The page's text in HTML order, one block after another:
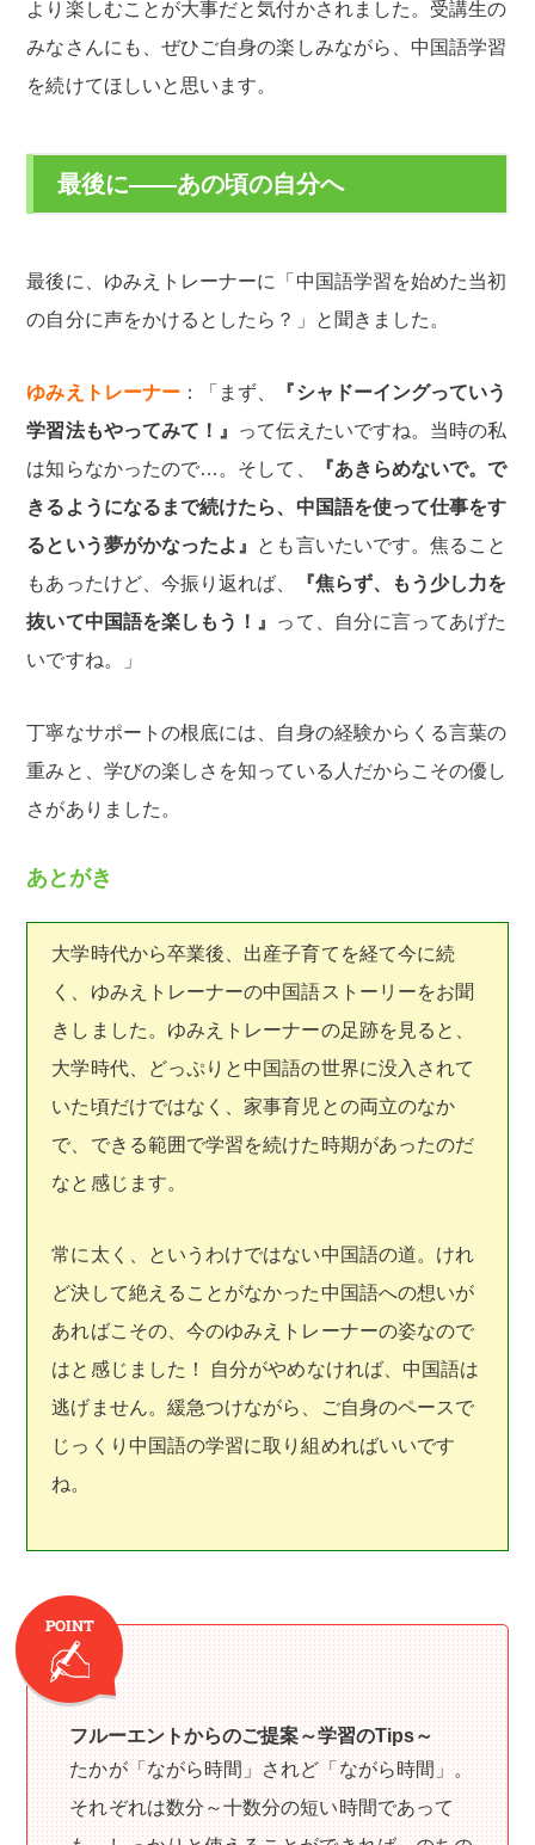
より楽しむことが大事だと気付かされました。受講生の
みなさんにも、ぜひご自身の楽しみながら、中国語学習
を続けてほしいと思います。
最後に――あの頃の自分へ
最後に、ゆみえトレーナーに「中国語学習を始めた当初
の自分に声をかけるとしたら？」と聞きました。
ゆみえトレーナー ：「まず、
『シャドーイングっていう
学習法もやってみて！』
って伝えたいですね。当時の私
は知らなかったので…。そして、
『あきらめないで。で
きるようになるまで続けたら、中国語を使って仕事をす
るという夢がかなったよ』 とも言いたいです。焦ること
もあったけど、今振り返れば、
『焦らず、もう少し力を
抜いて中国語を楽しもう！』 って、自分に言ってあげた
いですね。」
丁寧なサポートの根底には、自身の経験からくる言葉の
重みと、学びの楽しさを知っている人だからこその優し
さがありました。
あとがき
大学時代から卒業後、出産子育てを経て今に続
く、ゆみえトレーナーの中国語ストーリーをお聞
きしました。ゆみえトレーナーの足跡を見ると、
大学時代、どっぷりと中国語の世界に没入されて
いた頃だけではなく、家事育児との両立のなか
で、できる範囲で学習を続けた時期があったのだ
なと感じます。
常に太く、というわけではない中国語の道。けれ
ど決して絶えることがなかった中国語への想いが
あればこその、今のゆみえトレーナーの姿なので
はと感じました！ 自分がやめなければ、中国語は
逃げません。緩急つけながら、ご自身のペースで
じっくり中国語の学習に取り組めればいいです
ね。
フルーエントからのご提案～学習のTips～
たかが「ながら時間」されど「ながら時間」。
それぞれは数分～十数分の短い時間であって